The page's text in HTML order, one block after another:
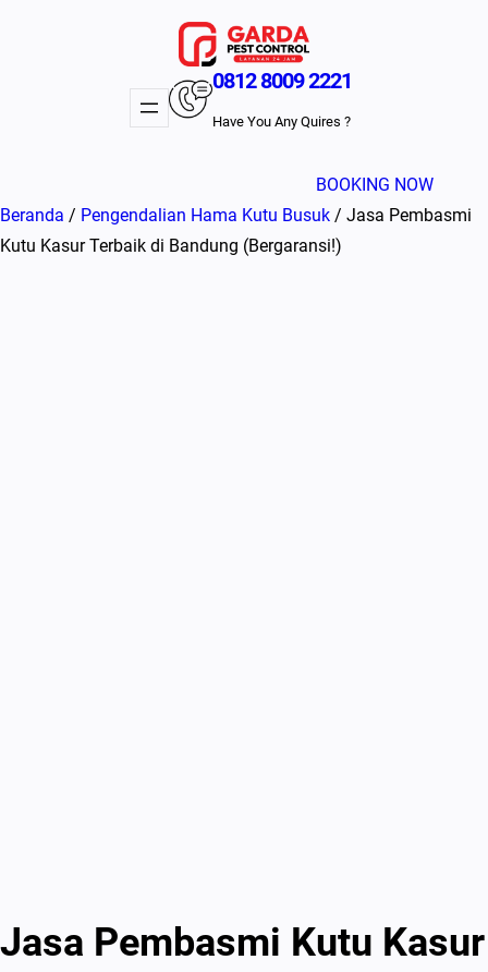
0812 8009 2221
Have You Any Quires ?
BOOKING NOW
Beranda / Pengendalian Hama Kutu Busuk / Jasa Pembasmi
Kutu Kasur Terbaik di Bandung (Bergaransi!)
Jasa Pembasmi Kutu Kasur